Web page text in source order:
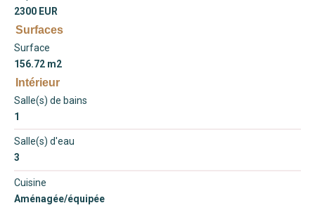
2300 EUR
Surfaces
Surface
156.72 m2
Intérieur
Salle(s) de bains
1
Salle(s) d'eau
3
Cuisine
Aménagée/équipée